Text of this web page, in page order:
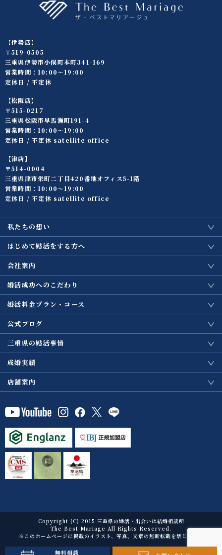
【伊勢店】
〒519-0505
三重県伊勢市小俣町本町341-169
営業時間：10:00〜19:00
定休日 / 不定休
【松阪店】
〒515-0217
三重県松阪市早馬瀬町191-4
営業時間：10:00〜19:00
定休日 / 不定休 satellite office
【津店】
〒514-0004
三重県津市栄町二丁目420番地オフィス5-1階
営業時間：10:00〜19:00
定休日 / 不定休 satellite office
私たちの想い
はじめて婚活をする方へ
会社案内
婚活成功へのこだわり
婚活料金プラン・コース
公式ブログ
三重県の婚活事情
成婚実績
店舗案内
Copyright (C) 2015 三重県の婚活・出会いは結婚相談所
The Best Mariage All Rights Reserved.
※このホームページに掲載のイラスト、写真、文章の無断転載を禁じます。
無料相談